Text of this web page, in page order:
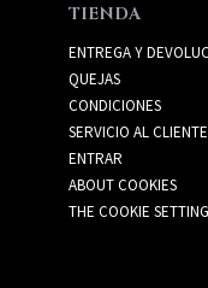
TIENDA
ENTREGA Y
QUEJAS
CONDICIONES
SERVICIO AL CLIENTE
ENTRAR
ABOUT COOKIES
THE COOKIE